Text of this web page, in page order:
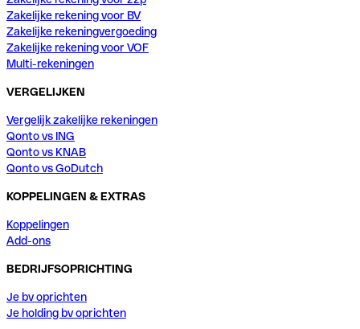
Zakelijke rekening voor BV
Zakelijke rekeningvergoeding
Zakelijke rekening voor VOF
Multi-rekeningen
VERGELIJKEN
Vergelijk zakelijke rekeningen
Qonto vs ING
Qonto vs KNAB
Qonto vs GoDutch
KOPPELINGEN & EXTRAS
Koppelingen
Add-ons
BEDRIJFSOPRICHTING
Je bv oprichten
Je holding bv oprichten